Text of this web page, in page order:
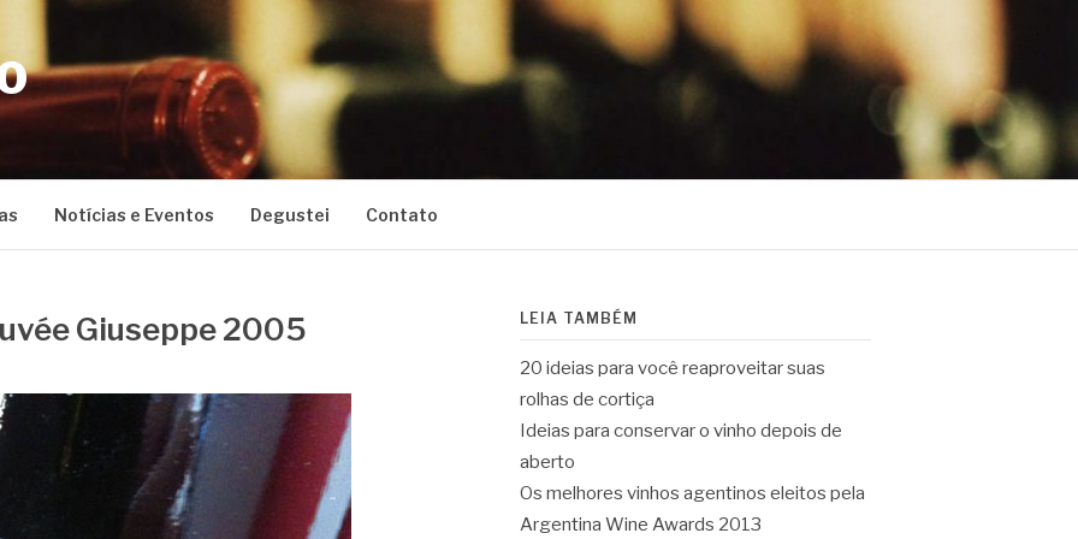
Notícias e Eventos Degustei Contato
Giuseppe 2005 LEIA TAMBÉM
20 ideias para você reaproveitar suas
rolhas de cortiça
Ideias para conservar o vinho depois de
aberto
Os melhores vinhos agentinos eleitos pela
Argentina Wine Awards 2013